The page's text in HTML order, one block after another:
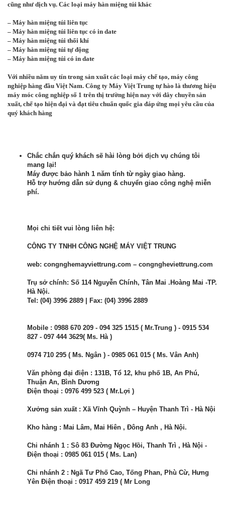
cũng như dịch vụ. Các loại máy hàn miệng túi khác
– Máy hàn miệng túi liên tục
– Máy hàn miệng túi liên tục có in date
– Máy hàn miệng túi thổi khí
– Máy hàn miệng túi tự động
– Máy hàn miệng túi có in date
Với nhiều năm uy tín trong sản xuất các loại máy chế tạo, máy công
nghiệp hàng đầu Việt Nam. Công ty Máy Việt Trung tự hào là thương hiệu
máy móc công nghiệp số 1 trên thị trường hiện nay với dây chuyền sản
xuất, chế tạo hiện đại và đạt tiêu chuẩn quốc gia đáp ứng mọi yêu cầu của
quý khách hàng
Chắc chắn quý khách sẽ hài lòng bởi dịch vụ chúng tôi
mang lại!
Máy được bảo hành 1 năm tính từ ngày giao hàng.
Hỗ trợ hướng dẫn sử dụng & chuyển giao công nghệ miễn
phí.
Mọi chi tiết vui lòng liên hệ:
CÔNG TY TNHH CÔNG NGHỆ MÁY VIỆT TRUNG
web: congnghemayviettrung.com – congngheviettrung.com
Trụ sở chính: Số 114 Nguyễn Chính, Tân Mai .Hoàng Mai -TP.
Hà Nội.
Tel: (04) 3996 2889 | Fax: (04) 3996 2889
Mobile : 0988 670 209 - 094 325 1515 ( Mr.Trung ) - 0915 534
827 - 097 444 3629( Ms. Hà )
0974 710 295 ( Ms. Ngân ) - 0985 061 015 ( Ms. Vân Anh)
Văn phòng đại điện : 131B, Tổ 12, khu phố 1B, An Phú,
Thuận An, Bình Dương
Điện thoại : 0976 499 523 ( Mr.Lợi )
Xưởng sản xuất : Xã Vĩnh Quỳnh – Huyện Thanh Trì - Hà Nội
Kho hàng : Mai Lâm, Mai Hiên , Đông Anh , Hà Nội.
Chi nhánh 1 : Sô 83 Đường Ngọc Hồi, Thanh Trì , Hà Nội -
Điện thoại : 0985 061 015 ( Ms. Lan)
Chi nhánh 2 : Ngã Tư Phố Cao, Tống Phan, Phù Cừ, Hưng
Yên Điện thoại : 0917 459 219 ( Mr Long